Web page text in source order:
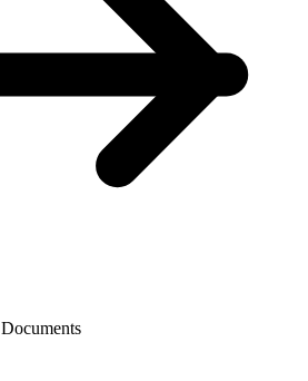
Documents